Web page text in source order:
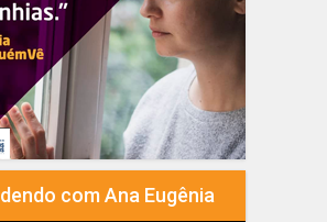
com Ana Eugênia